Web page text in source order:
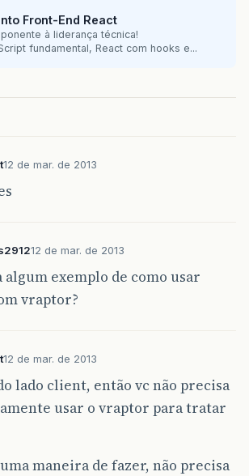
Front-End React
à liderança técnica!
fundamental, React com hooks e...
12 de mar. de 2013
12 de mar. de 2013
exemplo de como usar
vraptor?
12 de mar. de 2013
lado client, então vc não precisa
usar o vraptor para tratar
maneira de fazer, não precisa